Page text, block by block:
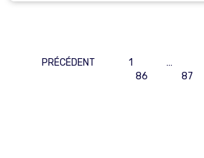
PAGINATION
PRÉCÉDENT 1 …
86
87